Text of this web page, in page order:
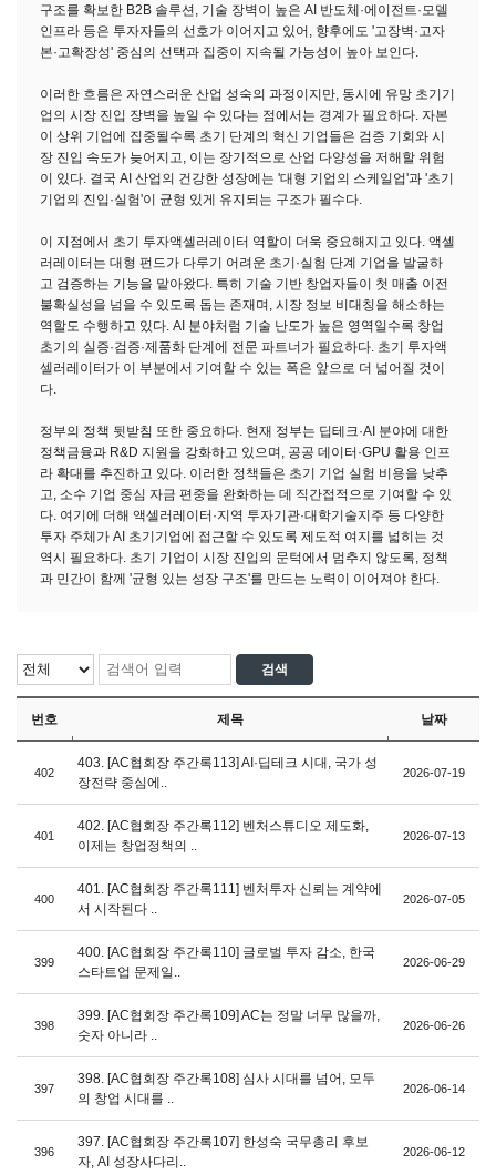
구조를 확보한 B2B 솔루션, 기술 장벽이 높은 AI 반도체·에이전트·모델
인프라 등은 투자자들의 선호가 이어지고 있어, 향후에도 '고장벽·고자
본·고확장성' 중심의 선택과 집중이 지속될 가능성이 높아 보인다.
이러한 흐름은 자연스러운 산업 성숙의 과정이지만, 동시에 유망 초기기
업의 시장 진입 장벽을 높일 수 있다는 점에서는 경계가 필요하다. 자본
이 상위 기업에 집중될수록 초기 단계의 혁신 기업들은 검증 기회와 시
장 진입 속도가 늦어지고, 이는 장기적으로 산업 다양성을 저해할 위험
이 있다. 결국 AI 산업의 건강한 성장에는 '대형 기업의 스케일업'과 '초기
기업의 진입·실험'이 균형 있게 유지되는 구조가 필수다.
이 지점에서 초기 투자액셀러레이터 역할이 더욱 중요해지고 있다. 액셀
러레이터는 대형 펀드가 다루기 어려운 초기·실험 단계 기업을 발굴하
고 검증하는 기능을 맡아왔다. 특히 기술 기반 창업자들이 첫 매출 이전
불확실성을 넘을 수 있도록 돕는 존재며, 시장 정보 비대칭을 해소하는
역할도 수행하고 있다. AI 분야처럼 기술 난도가 높은 영역일수록 창업
초기의 실증·검증·제품화 단계에 전문 파트너가 필요하다. 초기 투자액
셀러레이터가 이 부분에서 기여할 수 있는 폭은 앞으로 더 넓어질 것이
다.
정부의 정책 뒷받침 또한 중요하다. 현재 정부는 딥테크·AI 분야에 대한
정책금융과 R&D 지원을 강화하고 있으며, 공공 데이터·GPU 활용 인프
라 확대를 추진하고 있다. 이러한 정책들은 초기 기업 실험 비용을 낮추
고, 소수 기업 중심 자금 편중을 완화하는 데 직간접적으로 기여할 수 있
다. 여기에 더해 액셀러레이터·지역 투자기관·대학기술지주 등 다양한
투자 주체가 AI 초기기업에 접근할 수 있도록 제도적 여지를 넓히는 것
역시 필요하다. 초기 기업이 시장 진입의 문턱에서 멈추지 않도록, 정책
과 민간이 함께 '균형 있는 성장 구조'를 만드는 노력이 이어져야 한다.
번호 제목 날짜
402
403. [AC협회장 주간록113] AI·딥테크 시대, 국가 성
장전략 중심에..
2026-07-19
401
402. [AC협회장 주간록112] 벤처스튜디오 제도화,
이제는 창업정책의 ..
2026-07-13
400
401. [AC협회장 주간록111] 벤처투자 신뢰는 계약에
서 시작된다 ..
2026-07-05
399
400. [AC협회장 주간록110] 글로벌 투자 감소, 한국
스타트업 문제일..
2026-06-29
398
399. [AC협회장 주간록109] AC는 정말 너무 많을까,
숫자 아니라 ..
2026-06-26
397
398. [AC협회장 주간록108] 심사 시대를 넘어, 모두
의 창업 시대를 ..
2026-06-14
396
397. [AC협회장 주간록107] 한성숙 국무총리 후보
자, AI 성장사다리..
2026-06-12